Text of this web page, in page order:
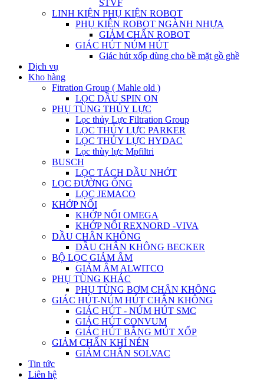
STVF
LINH KIỆN PHỤ KIỆN ROBOT
PHỤ KIỆN ROBOT NGÀNH NHỰA
GIẢM CHẤN ROBOT
GIÁC HÚT NÚM HÚT
Giác hút xốp dùng cho bề mặt gồ ghề
Dịch vụ
Kho hàng
Fitration Group ( Mahle old )
LỌC DẦU SPIN ON
PHỤ TÙNG THỦY LỰC
Lọc thủy Lực Filtration Group
LỌC THỦY LỰC PARKER
LỌC THỦY LỰC HYDAC
Lọc thùy lực Mpfiltri
BUSCH
LỌC TÁCH DẦU NHỚT
LỌC ĐƯỜNG ỐNG
LỌC JEMACO
KHỚP NỐI
KHỚP NỐI OMEGA
KHỚP NỐI REXNORD -VIVA
DẦU CHÂN KHÔNG
DẦU CHÂN KHÔNG BECKER
BỘ LỌC GIẢM ÂM
GIẢM ÂM ALWITCO
PHỤ TÙNG KHÁC
PHỤ TÙNG BƠM CHÂN KHÔNG
GIÁC HÚT-NÚM HÚT CHÂN KHÔNG
GIÁC HÚT - NÚM HÚT SMC
GIÁC HÚT CONVUM
GIÁC HÚT BẰNG MÚT XỐP
GIẢM CHẤN KHÍ NÉN
GIẢM CHẤN SOLVAC
Tin tức
Liên hệ